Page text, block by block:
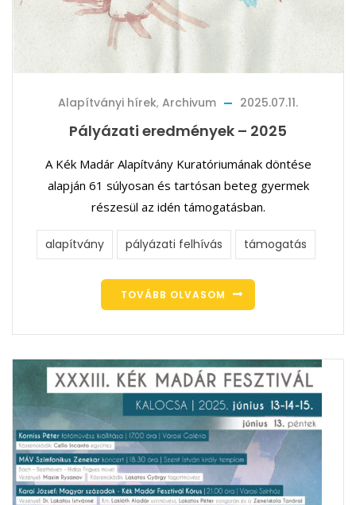
Alapítványi hírek, Archivum 2025.07.11.
Pályázati eredmények – 2025
A Kék Madár Alapítvány Kuratóriumának döntése
alapján 61 súlyosan és tartósan beteg gyermek
részesül az idén támogatásban.
alapítvány pályázati felhívás támogatás
TOVÁBB OLVASOM